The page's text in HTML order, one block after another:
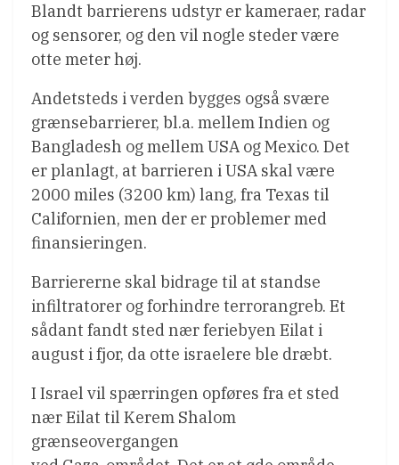
Blandt barrierens udstyr er kameraer, radar
og sensorer, og den vil nogle steder være
otte meter høj.
Andetsteds i verden bygges også svære
grænsebarrierer, bl.a. mellem Indien og
Bangladesh og mellem USA og Mexico. Det
er planlagt, at barrieren i USA skal være
2000 miles (3200 km) lang, fra Texas til
Californien, men der er problemer med
finansieringen.
Barriererne skal bidrage til at standse
infiltratorer og forhindre terrorangreb. Et
sådant fandt sted nær feriebyen Eilat i
august i fjor, da otte israelere ble dræbt.
I Israel vil spærringen opføres fra et sted
nær Eilat til Kerem Shalom
grænseovergangen